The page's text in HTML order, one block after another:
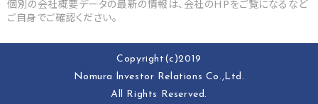
個別の会社概要データの最新の情報は、会社のHPをご覧になるなど
ご自身でご確認ください。
Copyright(c)2019
Nomura lnvestor Relations Co.,Ltd.
All Rights Reserved.